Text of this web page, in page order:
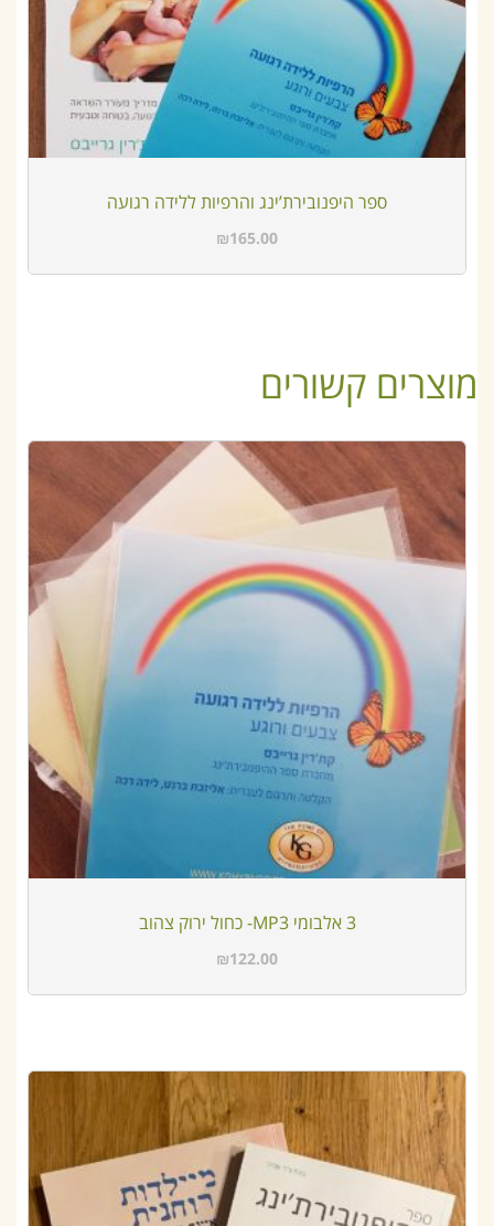
ספר היפנובירת’ינג והרפיות ללידה רגועה
₪165.00
מוצרים קשורים
3 אלבומי MP3- כחול ירוק צהוב
₪122.00